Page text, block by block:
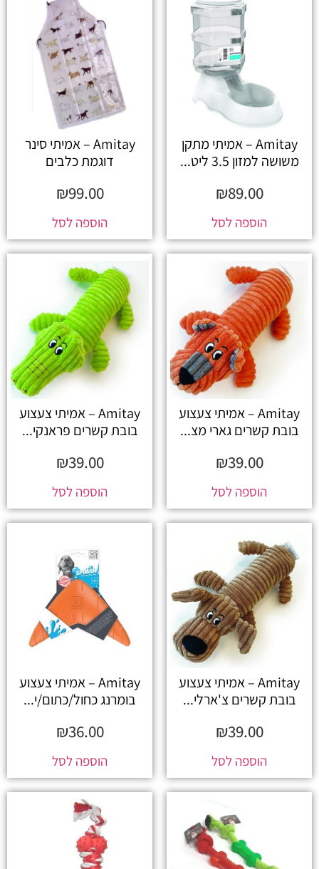
Amitay – אמיתי מתקן
משושה למזון 3.5 ליט...
₪89.00
הוספה לסל
Amitay – אמיתי סינר
דוגמת כלבים
₪99.00
הוספה לסל
Amitay – אמיתי צעצוע
בובת קשרים גארי מצ...
₪39.00
הוספה לסל
Amitay – אמיתי צעצוע
בובת קשרים פראנקי...
₪39.00
הוספה לסל
Amitay – אמיתי צעצוע
בובת קשרים צ'ארלי...
₪39.00
הוספה לסל
Amitay – אמיתי צעצוע
בומרנג כחול/כתום/י...
₪36.00
הוספה לסל